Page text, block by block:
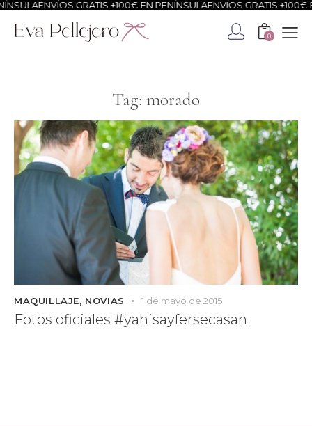
ENVÍOS GRATIS +100€ EN PENÍNSULAENVÍOS GRATIS +100€
0
Tag: morado
MAQUILLAJE, NOVIAS 1 de mayo de 2015
Fotos oficiales #yahisayfersecasan